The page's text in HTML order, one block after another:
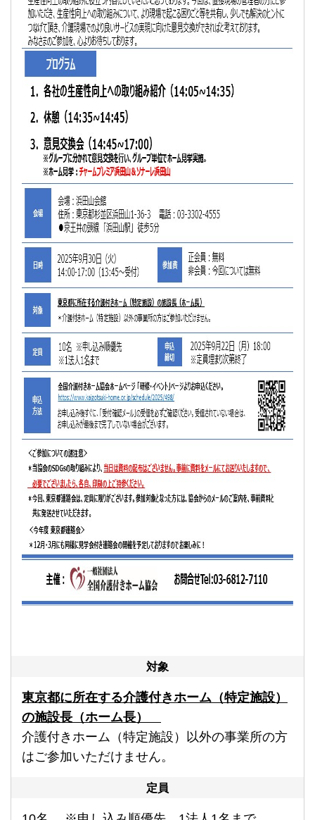
対象
東京都に所在する介護付きホーム（特定施設）
の施設長（ホーム長）
介護付き ホーム（特定施設）以外の事業所の方
はご参加いただけません。
定員